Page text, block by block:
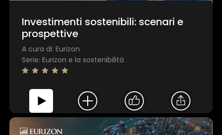
Investimenti sostenibili: scenari e
prospettive
A cura di: Eurizon
Serie: Eurizon e la sostenibilità